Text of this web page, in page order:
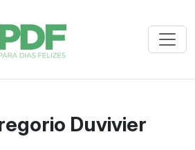
Duvivier